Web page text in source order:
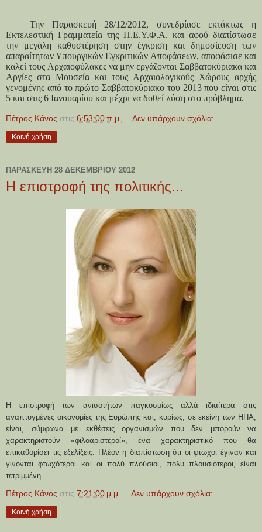
Την Παρασκευή 28/12/2012, συνεδρίασε εκτάκτως η
Εκτελεστική Γραμματεία της Π.Ε.Υ.Φ.Α. και αφού διαπίστωσε
την μεγάλη καθυστέρηση στην έγκριση και δημοσίευση των
απαραίτητων Υπουργικών Εγκριτικών Αποφάσεων, αποφάσισε και
καλεί τους Αρχαιοφύλακες να μην εργάζονται Σαββατοκύριακα και
Αργίες στα Μουσεία και τους Αρχαιολογικούς Χώρους αρχής
γενομένης από το πρώτο Σαββατοκύριακο του 2013 που είναι στις
5 και στις 6 Ιανουαρίου και μέχρι να δοθεί λύση στο πρόβλημα.
Πέτρος Κάνος στις 6:53:00 π.μ. Δεν υπάρχουν σχόλια:
Κοινή χρήση
ΠΑΡΑΣΚΕΥΉ 28 ΔΕΚΕΜΒΡΊΟΥ 2012
Η επιστροφή της πολιτικής...
Η επιστροφή των ανισοτήτων παγκοσμίως αλλά ιδιαίτερα στις
αναπτυγμένες οικονομίες της Ευρώπης και, κυρίως, σε εκείνη των ΗΠΑ,
είναι, σύμφωνα με εκθέσεις οργανισμών που δεν μπορούν να
χαρακτηριστούν «φιλοαριστεροί», ένα χαρακτηριστικό που θα
επικαθορίσει τις εξελίξεις. Πλέον η διαπίστωση ότι οι φτωχοί έγιναν και
γίνονται φτωχότεροι και οι πολύ πλούσιοι, πολύ πλουσιότεροι, είναι
τετριμμένη.
Πέτρος Κάνος στις 7:21:00 μ.μ. Δεν υπάρχουν σχόλια:
Κοινή χρήση